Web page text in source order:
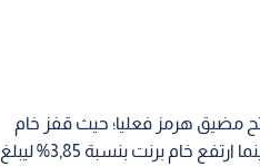
مضيق هرمز فعليا؛ حيث قفز خام
غرب تكساس الوسيط (WTI) بنسبة 5,05% ليصل إلى 99,18 دولارا للبرميل، بينما ارتفع خام برنت بنسبة 3,85% ليبلغ